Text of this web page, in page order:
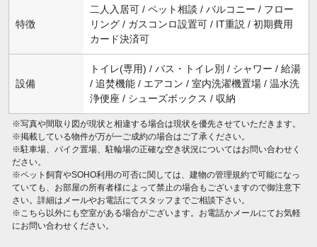
特徴
二人入居可 / ペット相談 / バルコニー / フロー
リング / ガスコンロ設置可 / IT重説 / 初期費用
カード決済可
設備
トイレ(専用) / バス・トイレ別 / シャワー / 給湯
/ 追焚機能 / エアコン / 室内洗濯機置場 / 温水洗
浄便座 / シューズボックス / 収納
※写真や間取り図が現状と相違する場合は現状を優先させていただきます。
※掲載している物件が万が一ご成約の場合はご了承ください。
※駐車場、バイク置場、駐輪場の正確な空き状況についてはお問い合わせく
ださい。
※ペット飼育やSOHO利用の可否に関しては、建物の管理規約で可能になっ
ていても、お部屋の所有者様によって禁止の場合もございますので御注意下
さい。詳細はメールやお電話にてスタッフまでご相談下さい。
※こちら以外にも空室がある場合がございます。お電話かメールにてお気軽
にお問い合わせください。